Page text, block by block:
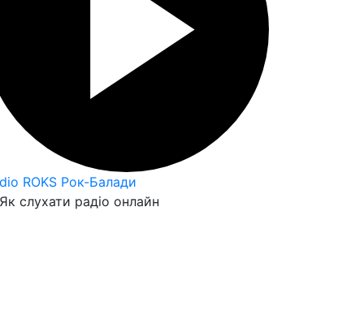
ROKS Рок-Балади
слухати радіо онлайн